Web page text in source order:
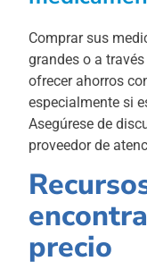
Comprar sus
grandes o a
ofrecer ahorros
especialmente si
Asegúrese de
proveedor de
precio